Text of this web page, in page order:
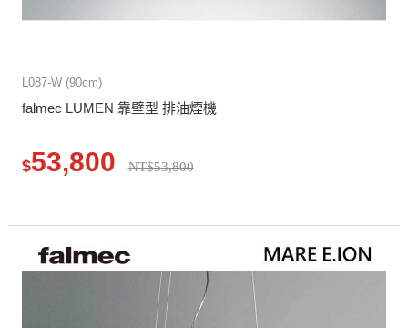
L087-W (90cm)
falmec LUMEN 靠壁型 排油煙機
$53,800 NT$53,800